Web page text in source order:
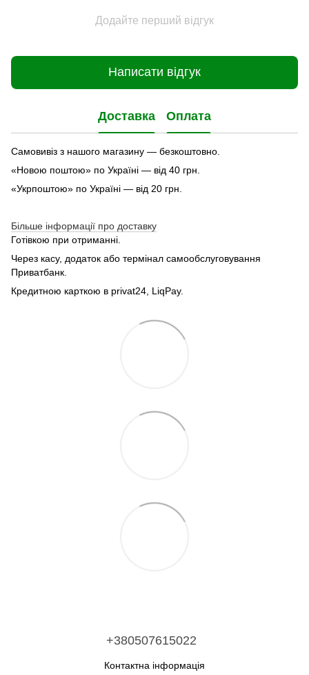
Додайте перший відгук
Написати відгук
Доставка Оплата
Самовивіз з нашого магазину — безкоштовно.
«Новою поштою» по Україні — від 40 грн.
«Укрпоштою» по Україні — від 20 грн.
Більше інформації про доставку
Готівкою при отриманні.
Через касу, додаток або термінал самообслуговування
Приватбанк.
Кредитною карткою в privat24, LiqPay.
+380507615022
Контактна інформація